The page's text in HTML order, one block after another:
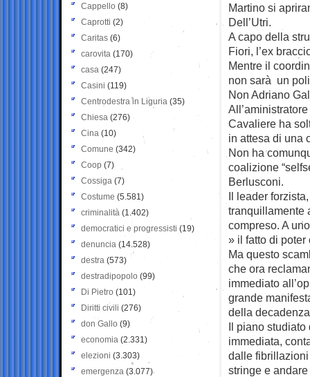
Martino si
Dell’Utri.
A capo della
Fiori, l’ex
Mentre il
non sarà un
Non Adriano
Cavaliere ha
in attesa di una
Non ha
coalizione
Berlusconi.
Il leader
tranquillamente
compreso. A
» il fatto di poter
Ma questo
che ora
immediato
grande
della
Il piano studiato
immediata,
dalle
stringe e
Cappello (8)
Caprotti (2)
Caritas (6)
carovita (170)
casa (247)
Casini (119)
Centrodestra in Liguria (35)
Chiesa (276)
Cina (10)
Comune (342)
Coop (7)
Cossiga (7)
Costume (5.581)
criminalità (1.402)
democratici e progressisti (19)
denuncia (14.528)
destra (573)
destradipopolo (99)
Di Pietro (101)
Diritti civili (276)
don Gallo (9)
economia (2.331)
elezioni (3.303)
emergenza (3.077)